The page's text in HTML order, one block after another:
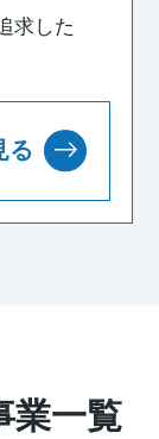
求した
る
業⼀覧